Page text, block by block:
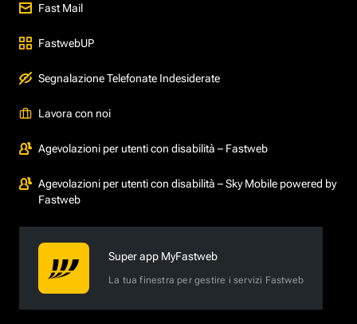
Fast Mail
FastwebUP
Segnalazione Telefonate Indesiderate
Lavora con noi
Agevolazioni per utenti con disabilità – Fastweb
Agevolazioni per utenti con disabilità – Sky Mobile powered by
Fastweb
Super app MyFastweb
La tua finestra per gestire i servizi Fastweb